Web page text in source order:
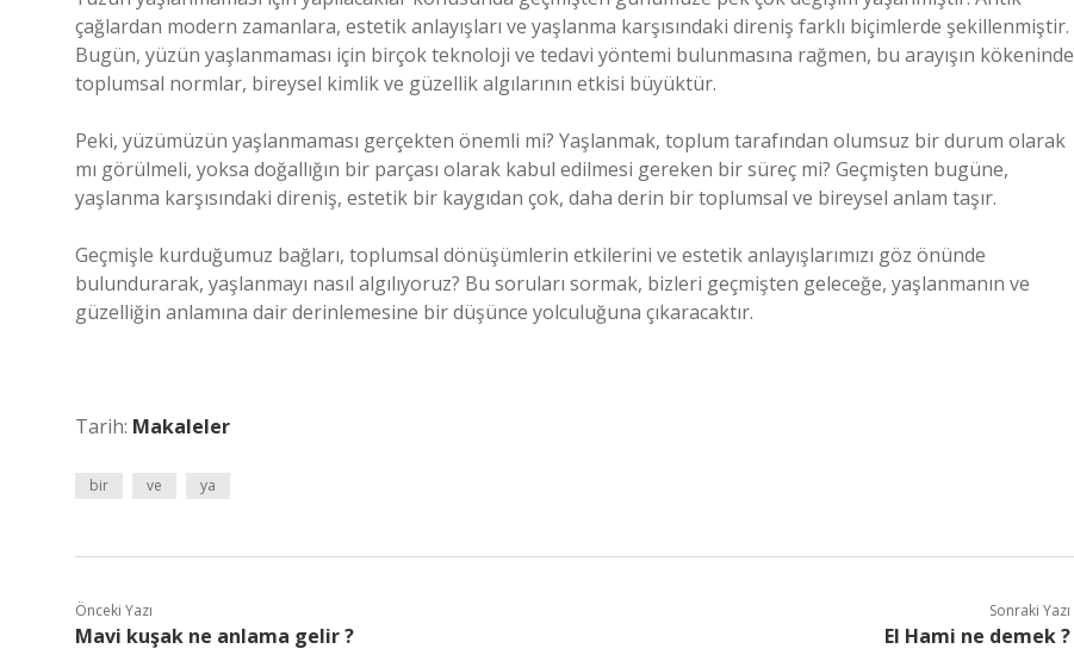
çağlardan modern zamanlara, estetik anlayışları ve yaşlanma karşısındaki direniş farklı biçimlerde şekillenmiştir.
Bugün, yüzün yaşlanmaması için birçok teknoloji ve tedavi yöntemi bulunmasına rağmen, bu arayışın kökeninde
toplumsal normlar, bireysel kimlik ve güzellik algılarının etkisi büyüktür.
Peki, yüzümüzün yaşlanmaması gerçekten önemli mi? Yaşlanmak, toplum tarafından olumsuz bir durum olarak
mı görülmeli, yoksa doğallığın bir parçası olarak kabul edilmesi gereken bir süreç mi? Geçmişten bugüne,
yaşlanma karşısındaki direniş, estetik bir kaygıdan çok, daha derin bir toplumsal ve bireysel anlam taşır.
Geçmişle kurduğumuz bağları, toplumsal dönüşümlerin etkilerini ve estetik anlayışlarımızı göz önünde
bulundurarak, yaşlanmayı nasıl algılıyoruz? Bu soruları sormak, bizleri geçmişten geleceğe, yaşlanmanın ve
güzelliğin anlamına dair derinlemesine bir düşünce yolculuğuna çıkaracaktır.
Tarih: Makaleler
bir ve ya
Önceki Yazı
Mavi kuşak ne anlama gelir ?
Sonraki Yazı
El Hami ne demek ?